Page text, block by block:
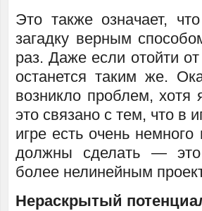
Это также означает,
загадку верным
раз. Даже если отойти
останется таким же.
возникло проблем, хотя
это связано с тем, что в
игре есть очень
должны сделать —
более нелинейным
Нераскрытый